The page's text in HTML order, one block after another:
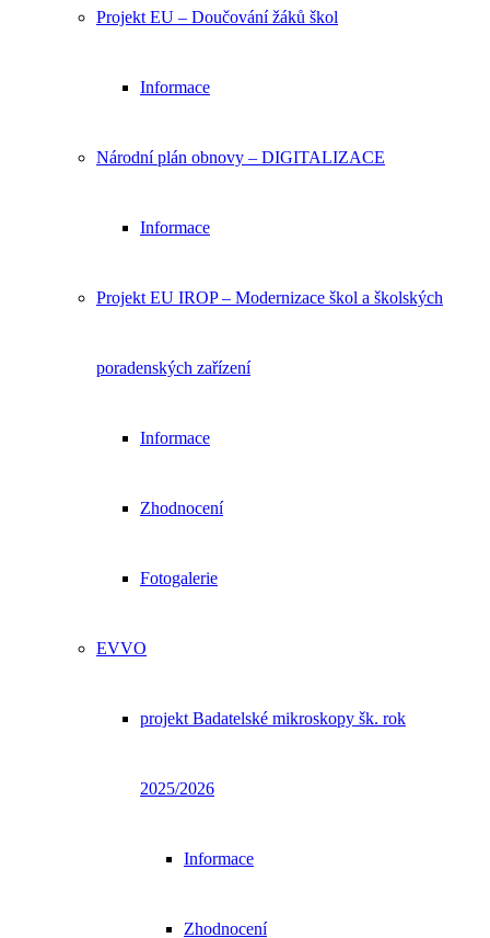
Projekt EU – Doučování žáků škol
Informace
Národní plán obnovy – DIGITALIZACE
Informace
Projekt EU IROP – Modernizace škol a školských
poradenských zařízení
Informace
Zhodnocení
Fotogalerie
EVVO
projekt Badatelské mikroskopy šk. rok
2025/2026
Informace
Zhodnocení